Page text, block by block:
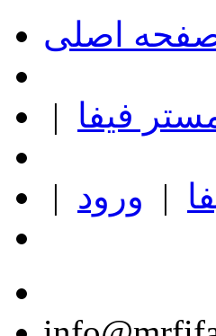
اصلی
| فیفا
| | ورود